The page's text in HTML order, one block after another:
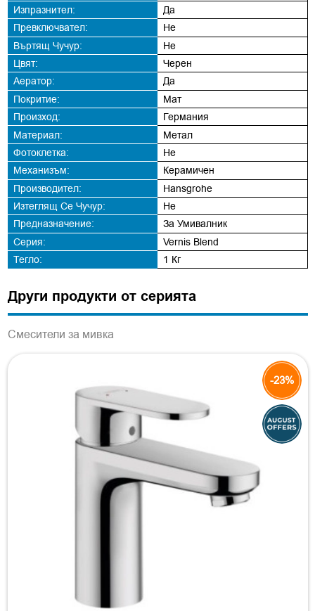
Изпразнител:
Да
Превключвател:
Не
Въртящ Чучур:
Не
Цвят:
Черен
Аератор:
Да
Покритие:
Мат
Произход:
Германия
Материал:
Метал
Фотоклетка:
Не
Механизъм:
Керамичен
Производител:
Hansgrohe
Изтеглящ Се Чучур:
Не
Предназначение:
За Умивалник
Серия:
Vernis Blend
Тегло:
1 Кг
Други продукти от серията
Смесители за мивка
-23%